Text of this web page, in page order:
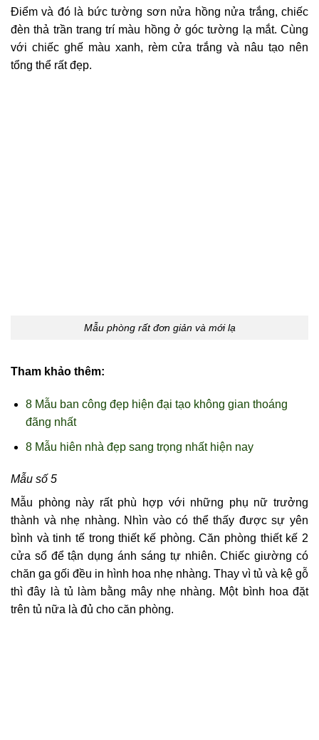
Điểm và đó là bức tường sơn nửa hồng nửa trắng, chiếc
đèn thả trần trang trí màu hồng ở góc tường lạ mắt. Cùng
với chiếc ghế màu xanh, rèm cửa trắng và nâu tạo nên
tổng thể rất đẹp.
Mẫu phòng rất đơn giản và mới lạ
Tham khảo thêm:
8 Mẫu ban công đẹp hiện đại tạo không gian thoáng
đãng nhất
8 Mẫu hiên nhà đẹp sang trọng nhất hiện nay
Mẫu số 5
Mẫu phòng này rất phù hợp với những phụ nữ trưởng
thành và nhẹ nhàng. Nhìn vào có thể thấy được sự yên
bình và tinh tế trong thiết kế phòng. Căn phòng thiết kế 2
cửa sổ để tận dụng ánh sáng tự nhiên. Chiếc giường có
chăn ga gối đều in hình hoa nhẹ nhàng. Thay vì tủ và kệ gỗ
thì đây là tủ làm bằng mây nhẹ nhàng. Một bình hoa đặt
trên tủ nữa là đủ cho căn phòng.